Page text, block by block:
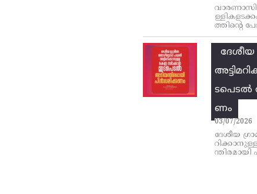
ത്തിന്റെ
ദേശീയ
ടപെടല്‍
ണം
03/07/2026
ദേശീയ
ന്തിരമായി